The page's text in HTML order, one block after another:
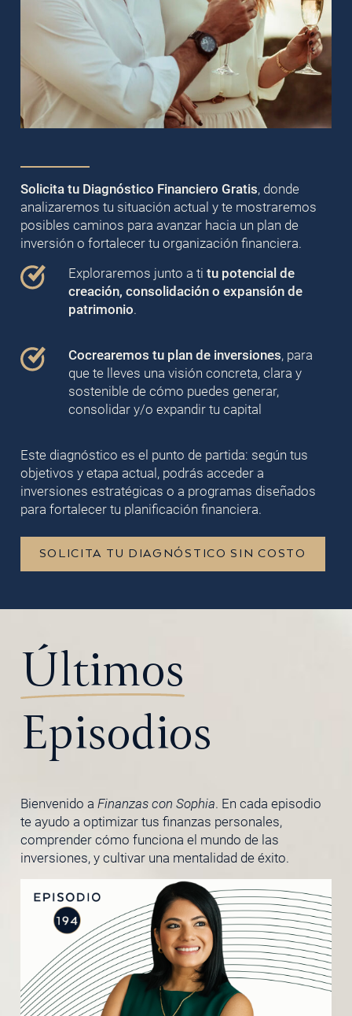
Solicita tu Diagnóstico Financiero Gratis, donde
analizaremos tu situación actual y te mostraremos
posibles caminos para avanzar hacia un plan de
inversión o fortalecer tu organización financiera.
Exploraremos junto a ti tu potencial de
creación, consolidación o expansión de
patrimonio.
Cocrearemos tu plan de inversiones, para
que te lleves una visión concreta, clara y
sostenible de cómo puedes generar,
consolidar y/o expandir tu capital
Este diagnóstico es el punto de partida: según tus
objetivos y etapa actual, podrás acceder a
inversiones estratégicas o a programas diseñados
para fortalecer tu planificación financiera.
SOLICITA TU DIAGNÓSTICO SIN COSTO
Últimos
Episodios
Bienvenido a Finanzas con Sophia. En cada episodio
te ayudo a optimizar tus finanzas personales,
comprender cómo funciona el mundo de las
inversiones, y cultivar una mentalidad de éxito.